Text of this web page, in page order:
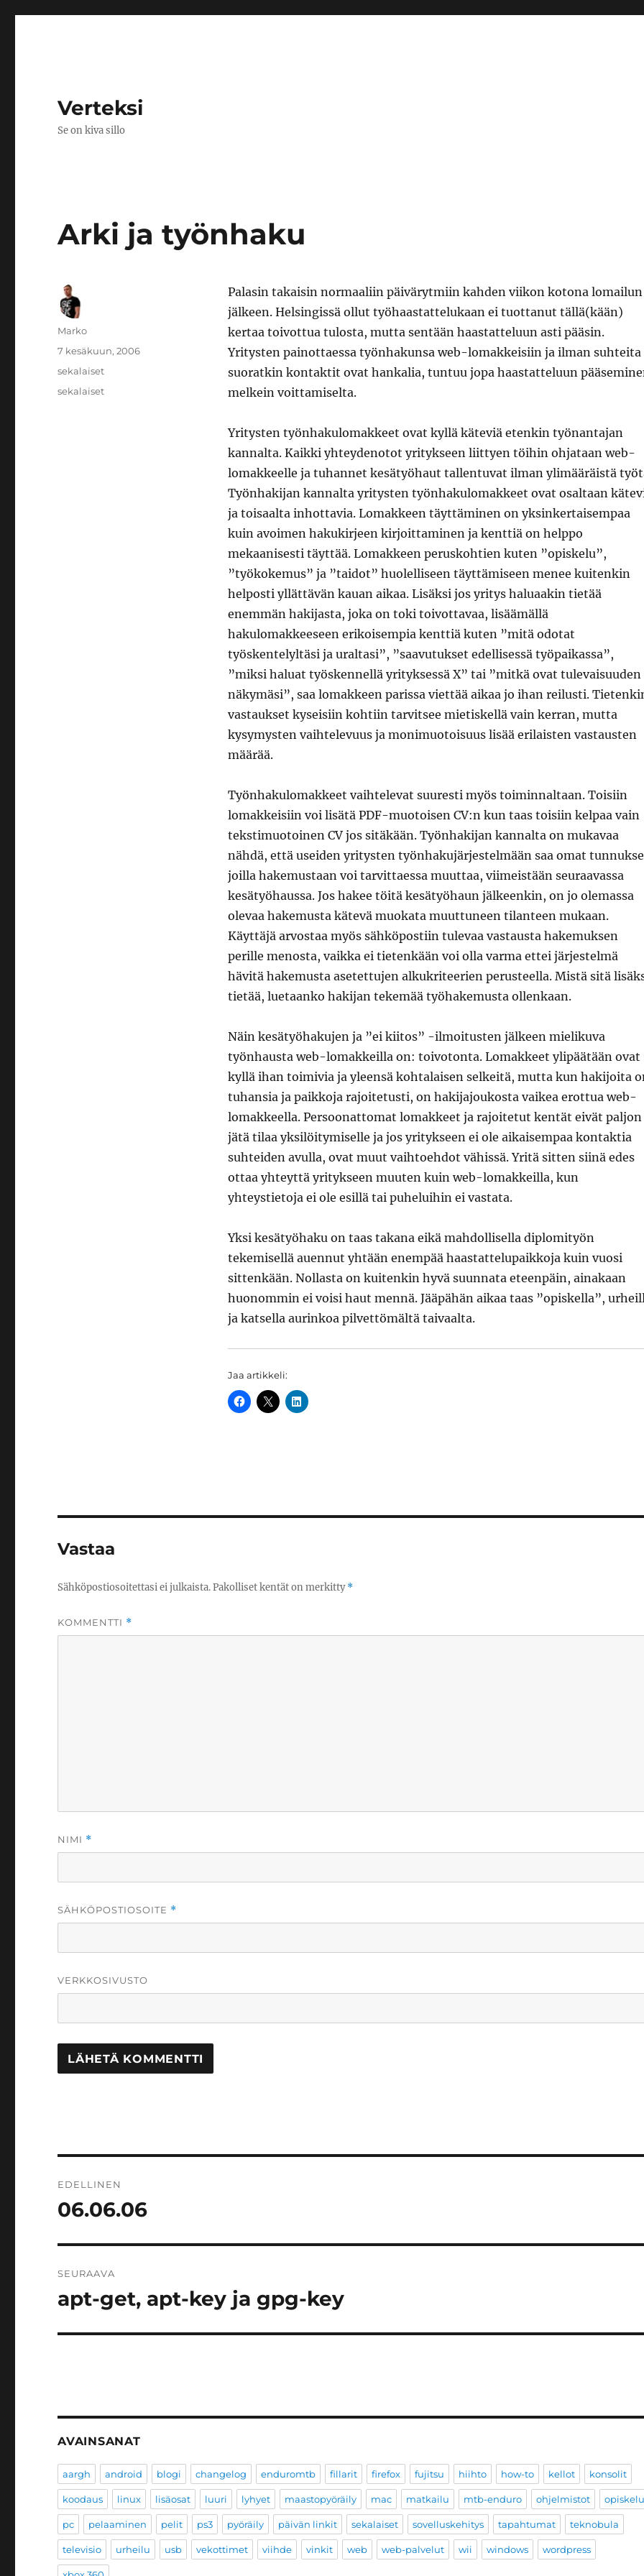
Verteksi
Se on kiva sillo
Arki ja työnhaku
Palasin takaisin normaaliin päivärytmiin kahden viikon kotona lomailun
jälkeen. Helsingissä ollut työhaastattelukaan ei tuottanut tällä(kään)
kertaa toivottua tulosta, mutta sentään haastatteluun asti pääsin.
Yritysten painottaessa työnhakunsa web-lomakkeisiin ja ilman suhteita
suoratkin kontaktit ovat hankalia, tuntuu jopa haastatteluun
melkein voittamiselta.
Yritysten työnhakulomakkeet ovat kyllä käteviä etenkin työnantajan
kannalta. Kaikki yhteydenotot yritykseen liittyen töihin ohjataan web-
lomakkeelle ja tuhannet kesätyöhaut tallentuvat ilman ylimääräistä
Työnhakijan kannalta yritysten työnhakulomakkeet ovat osaltaan
ja toisaalta inhottavia. Lomakkeen täyttäminen on yksinkertaisempaa
kuin avoimen hakukirjeen kirjoittaminen ja kenttiä on helppo
mekaanisesti täyttää. Lomakkeen peruskohtien kuten ”opiskelu”,
”työkokemus” ja ”taidot” huolelliseen täyttämiseen menee kuitenkin
helposti yllättävän kauan aikaa. Lisäksi jos yritys haluaakin tietää
enemmän hakijasta, joka on toki toivottavaa, lisäämällä
hakulomakkeeseen erikoisempia kenttiä kuten ”mitä odotat
työskentelyltäsi ja uraltasi”, ”saavutukset edellisessä työpaikassa”,
”miksi haluat työskennellä yrityksessä X” tai ”mitkä ovat tulevaisuuden
näkymäsi”, saa lomakkeen parissa viettää aikaa jo ihan reilusti.
vastaukset kyseisiin kohtiin tarvitsee mietiskellä vain kerran, mutta
kysymysten vaihtelevuus ja monimuotoisuus lisää erilaisten vastausten
määrää.
Työnhakulomakkeet vaihtelevat suuresti myös toiminnaltaan. Toisiin
lomakkeisiin voi lisätä PDF-muotoisen CV:n kun taas toisiin kelpaa vain
tekstimuotoinen CV jos sitäkään. Työnhakijan kannalta on mukavaa
nähdä, että useiden yritysten työnhakujärjestelmään saa omat
joilla hakemustaan voi tarvittaessa muuttaa, viimeistään seuraavassa
kesätyöhaussa. Jos hakee töitä kesätyöhaun jälkeenkin, on jo olemassa
olevaa hakemusta kätevä muokata muuttuneen tilanteen mukaan.
Käyttäjä arvostaa myös sähköpostiin tulevaa vastausta hakemuksen
perille menosta, vaikka ei tietenkään voi olla varma ettei järjestelmä
hävitä hakemusta asetettujen alkukriteerien perusteella. Mistä sitä
tietää, luetaanko hakijan tekemää työhakemusta ollenkaan.
Näin kesätyöhakujen ja ”ei kiitos” -ilmoitusten jälkeen mielikuva
työnhausta web-lomakkeilla on: toivotonta. Lomakkeet ylipäätään ovat
kyllä ihan toimivia ja yleensä kohtalaisen selkeitä, mutta kun hakijoita
tuhansia ja paikkoja rajoitetusti, on hakijajoukosta vaikea erottua web-
lomakkeella. Persoonattomat lomakkeet ja rajoitetut kentät eivät paljon
jätä tilaa yksilöitymiselle ja jos yritykseen ei ole aikaisempaa kontaktia
suhteiden avulla, ovat muut vaihtoehdot vähissä. Yritä sitten siinä edes
ottaa yhteyttä yritykseen muuten kuin web-lomakkeilla, kun
yhteystietoja ei ole esillä tai puheluihin ei vastata.
Yksi kesätyöhaku on taas takana eikä mahdollisella diplomityön
tekemisellä auennut yhtään enempää haastattelupaikkoja kuin vuosi
sittenkään. Nollasta on kuitenkin hyvä suunnata eteenpäin, ainakaan
huonommin ei voisi haut mennä. Jääpähän aikaa taas ”opiskella”,
ja katsella aurinkoa pilvettömältä taivaalta.
Jaa artikkeli:
Kirjoittaja
Marko
Julkaistu
7 kesäkuun, 2006
Kategoriat
sekalaiset
Avainsanat
sekalaiset
Vastaa
Sähköpostiosoitettasi ei julkaista.Pakolliset kentät on merkitty*
KOMMENTTI *
NIMI *
SÄHKÖPOSTIOSOITE *
VERKKOSIVUSTO
selaus
EDELLINEN
Edellinen
06.06.06
SEURAAVA
Seuraava
apt-get, apt-key ja gpg-key
AVAINSANAT
aargh android blogi changelog enduromtb fillarit firefox fujitsu hiihto how-to kellot konsolit
koodaus linux lisäosat luuri lyhyet maastopyöräily mac matkailu mtb-enduro ohjelmistot
pc pelaaminen pelit ps3 pyöräily päivän linkit sekalaiset sovelluskehitys tapahtumat teknobula
televisio urheilu usb vekottimet viihde vinkit web web-palvelut wii windows wordpress